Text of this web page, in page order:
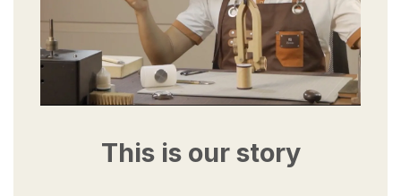
This is our story